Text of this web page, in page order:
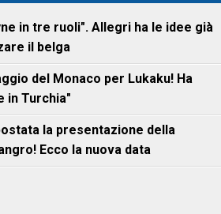
in tre ruoli". Allegri ha le idee già
il belga
del Monaco per Lukaku! Ha
in Turchia"
la presentazione della
Ecco la nuova data